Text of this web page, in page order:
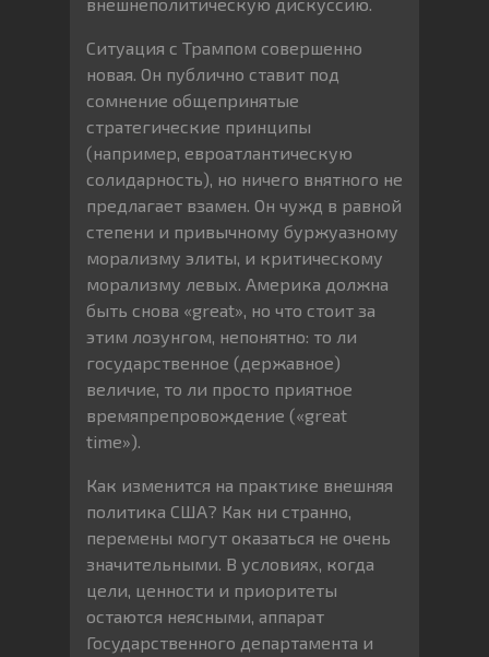
внешнеполитическую дискуссию.
Ситуация с Трампом совершенно
новая. Он публично ставит под
сомнение общепринятые
стратегические принципы
(например, евроатлантическую
солидарность), но ничего внятного не
предлагает взамен. Он чужд в равной
степени и привычному буржуазному
морализму элиты, и критическому
морализму левых. Америка должна
быть снова «great», но что стоит за
этим лозунгом, непонятно: то ли
государственное (державное)
величие, то ли просто приятное
времяпрепровождение («great
time»).
Как изменится на практике внешняя
политика США? Как ни странно,
перемены могут оказаться не очень
значительными. В условиях, когда
цели, ценности и приоритеты
остаются неясными, аппарат
Государственного департамента и